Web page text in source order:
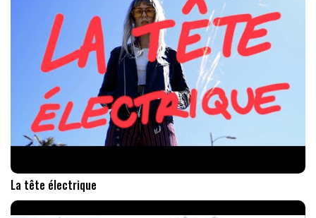
La tête électrique